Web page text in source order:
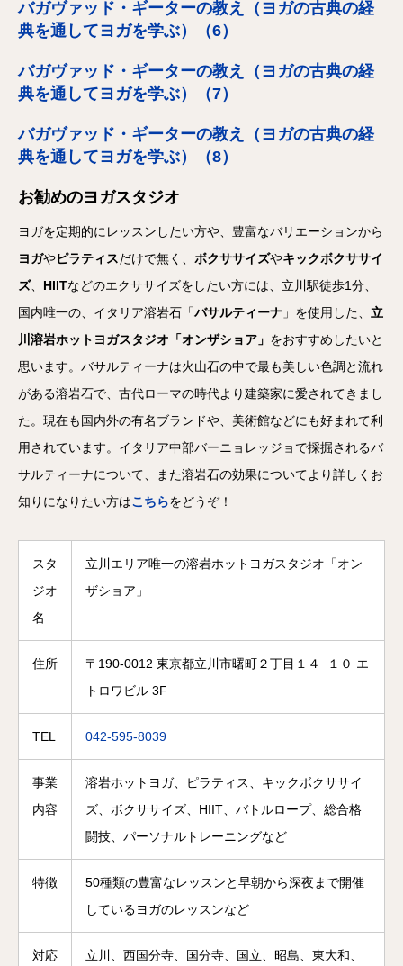
バガヴァッド・ギーターの教え（ヨガの古典の経
典を通してヨガを学ぶ）（6）
バガヴァッド・ギーターの教え（ヨガの古典の経
典を通してヨガを学ぶ）（7）
バガヴァッド・ギーターの教え（ヨガの古典の経
典を通してヨガを学ぶ）（8）
お勧めのヨガスタジオ
ヨガを定期的にレッスンしたい方や、豊富なバリエーションから
ヨガやピラティスだけで無く、 ボクササイズやキックボクササイ
ズ、 HIITなどのエクササイズをしたい方には、立川駅徒歩1分、
国内唯一の、イタリア溶岩石「バサルティーナ 」を使用した、 立
川溶岩ホットヨガスタジオ「オンザショア」 をおすすめしたいと
思います。バサルティーナは火山石の中で最も美しい色調と流れ
がある溶岩石で、古代ローマの時代より建築家に愛されてきまし
た。現在も国内外の有名ブランドや、美術館などにも好まれて利
用されています。イタリア中部バーニョレッジョで採掘されるバ
サルティーナについて、また溶岩石の効果についてより詳しくお
知りになりたい方はこちらをどうぞ！
スタ
ジオ
名
立川エリア唯一の溶岩ホットヨガスタジオ「オン
ザショア」
住所
〒190-0012 東京都立川市曙町２丁目１４−１０ エ
トロワビル 3F
TEL 042-595-8039
事業
内容
溶岩ホットヨガ、ピラティス、キックボクササイ
ズ、ボクササイズ、HIIT、バトルロープ、総合格
闘技、パーソナルトレーニングなど
特徴
50種類の豊富なレッスンと早朝から深夜まで開催
しているヨガのレッスンなど
対応 立川、西国分寺、国分寺、国立、昭島、東大和、